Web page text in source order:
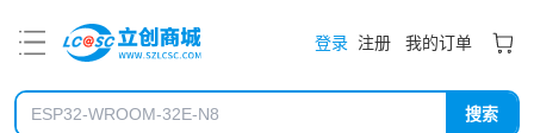
登录 注册 我的订单
搜索